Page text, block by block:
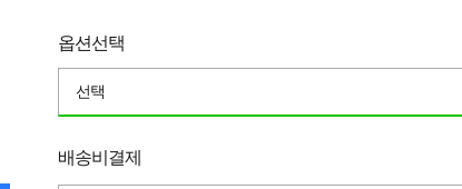
옵션선택
선택
배송비결제